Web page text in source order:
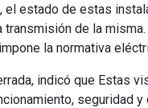
estado de estas
transmisión de la
la normativa
indicó que Estas
seguridad